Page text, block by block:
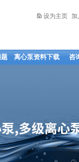
设为主页 加
离心泵资料下载 咨